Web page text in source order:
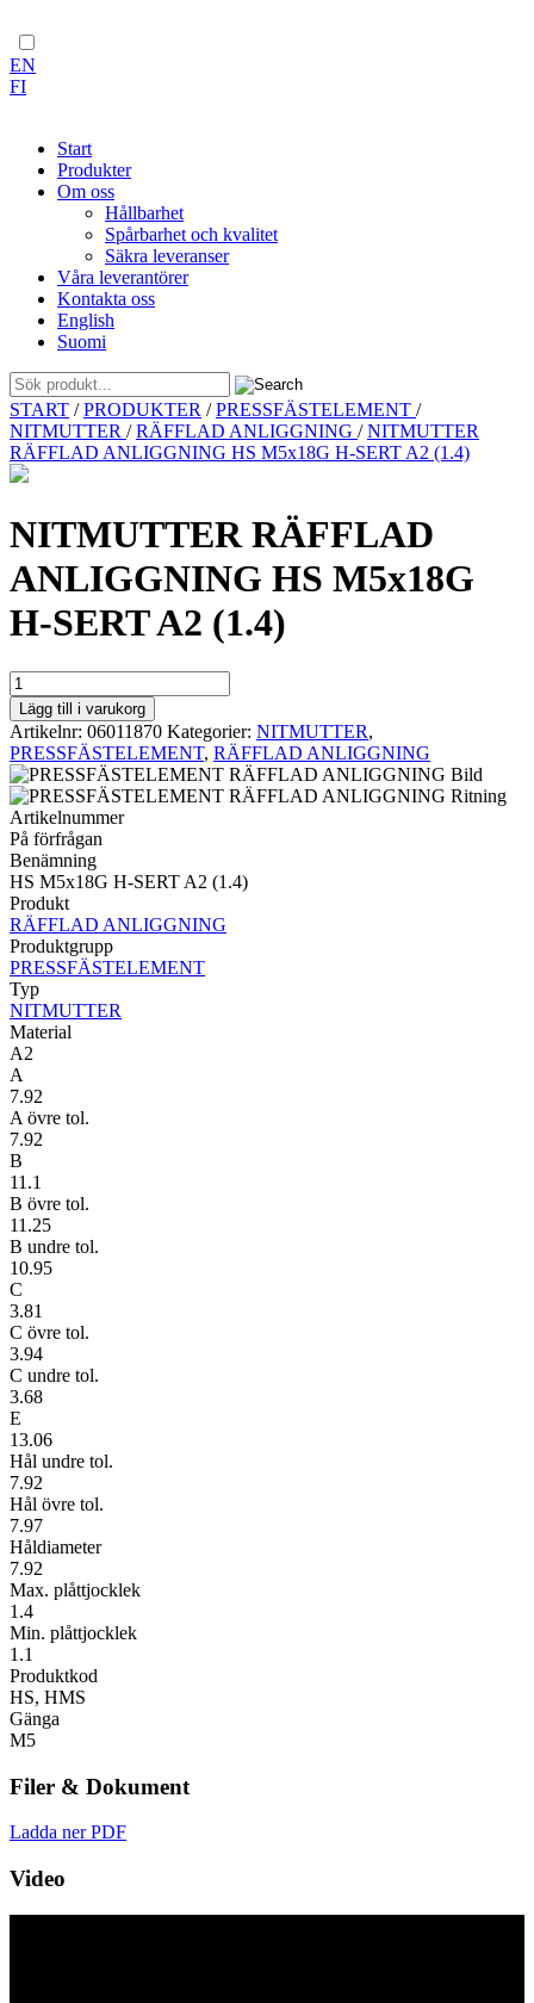
EN
FI
Start
Produkter
Om oss
Hållbarhet
Spårbarhet och kvalitet
Säkra leveranser
Våra leverantörer
Kontakta oss
English
Suomi
Skip
to
content
START /PRODUKTER /PRESSFÄSTELEMENT /
NITMUTTER /RÄFFLAD ANLIGGNING /NITMUTTER
RÄFFLAD ANLIGGNING HS M5x18G H-SERT A2 (1.4)
NITMUTTER RÄFFLAD
ANLIGGNING HS M5x18G
H-SERT A2 (1.4)
NITMUTTER
RÄFFLAD
ANLIGGNING
HS
M5x18G
H-
SERT
A2
(1.4)
mängd
Lägg till i varukorg
Artikelnr: 06011870 Kategorier: NITMUTTER,
PRESSFÄSTELEMENT, RÄFFLAD ANLIGGNING
Artikelnummer
På förfrågan
Benämning
HS M5x18G H-SERT A2 (1.4)
Produkt
RÄFFLAD ANLIGGNING
Produktgrupp
PRESSFÄSTELEMENT
Typ
NITMUTTER
Material
A2
A
7.92
A övre tol.
7.92
B
11.1
B övre tol.
11.25
B undre tol.
10.95
C
3.81
C övre tol.
3.94
C undre tol.
3.68
E
13.06
Hål undre tol.
7.92
Hål övre tol.
7.97
Håldiameter
7.92
Max. plåttjocklek
1.4
Min. plåttjocklek
1.1
Produktkod
HS, HMS
Gänga
M5
Filer & Dokument
Ladda ner PDF
Video